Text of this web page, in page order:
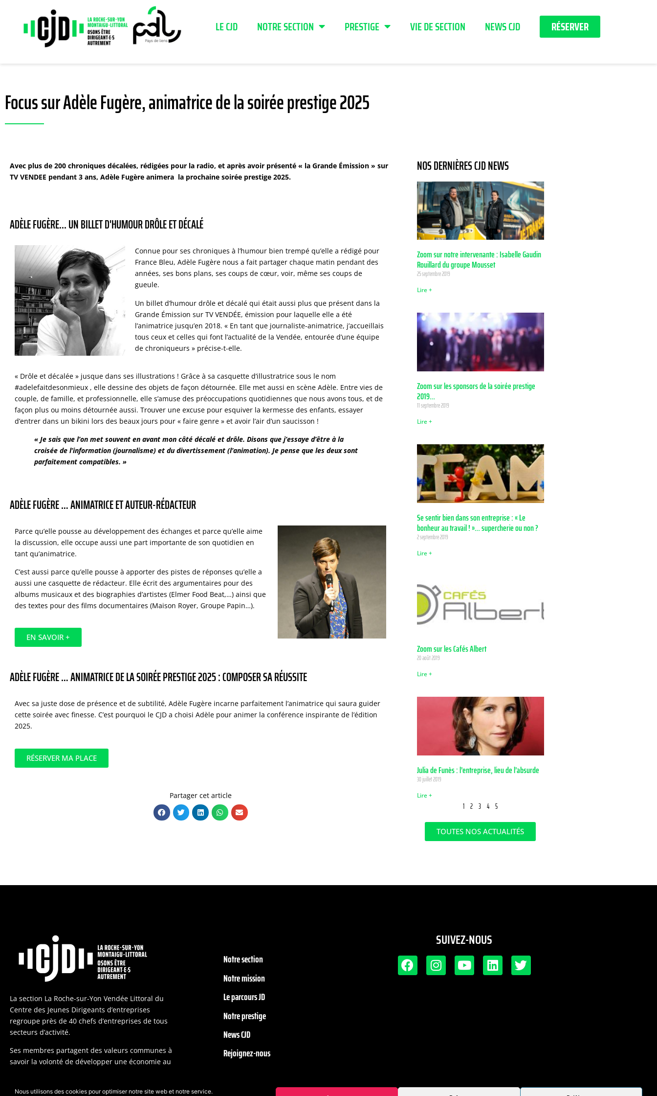
Nous utilisons des cookies pour optimiser notre site web et notre service.
LE CJD NOTRE SECTION PRESTIGE VIE DE SECTION NEWS CJD RÉSERVER
Focus sur Adèle Fugère, animatrice de la soirée prestige 2025
Avec plus de 200 chroniques décalées, rédigées pour la radio, et après avoir présenté « la Grande Émission » sur
TV VENDEE pendant 3 ans, Adèle Fugère animera la prochaine soirée prestige 2025.
ADÈLE FUGÈRE... UN BILLET D'HUMOUR DRÔLE ET DÉCALÉ
Connue pour ses chroniques à l’humour bien trempé qu’elle a rédigé pour
France Bleu, Adèle Fugère nous a fait partager chaque matin pendant des
années, ses bons plans, ses coups de cœur, voir, même ses coups de
gueule.
Un billet d’humour drôle et décalé qui était aussi plus que présent dans la
Grande Émission sur TV VENDÉE, émission pour laquelle elle a été
l’animatrice jusqu’en 2018. « En tant que journaliste-animatrice, j’accueillais
tous ceux et celles qui font l’actualité de la Vendée, entourée d’une équipe
de chroniqueurs » précise-t-elle.
« Drôle et décalée » jusque dans ses illustrations ! Grâce à sa casquette d’illustratrice sous le nom
#adelefaitdesonmieux , elle dessine des objets de façon détournée. Elle met aussi en scène Adèle. Entre vies de
couple, de famille, et professionnelle, elle s’amuse des préoccupations quotidiennes que nous avons tous, et de
façon plus ou moins détournée aussi. Trouver une excuse pour esquiver la kermesse des enfants, essayer
d’entrer dans un bikini lors des beaux jours pour « faire genre » et avoir l’air d’un saucisson !
« Je sais que l’on met souvent en avant mon côté décalé et drôle. Disons que j’essaye d’être à la
croisée de l’information (journalisme) et du divertissement (l’animation). Je pense que les deux sont
parfaitement compatibles. »
ADÈLE FUGÈRE … ANIMATRICE ET AUTEUR-RÉDACTEUR
Parce qu’elle pousse au développement des échanges et parce qu’elle aime
la discussion, elle occupe aussi une part importante de son quotidien en
tant qu’animatrice.
C’est aussi parce qu’elle pousse à apporter des pistes de réponses qu’elle a
aussi une casquette de rédacteur. Elle écrit des argumentaires pour des
albums musicaux et des biographies d’artistes (Elmer Food Beat,…) ainsi que
des textes pour des films documentaires (Maison Royer, Groupe Papin…).
EN SAVOIR +
ADÈLE FUGÈRE … ANIMATRICE DE LA SOIRÉE PRESTIGE 2025 : COMPOSER SA RÉUSSITE
Avec sa juste dose de présence et de subtilité, Adèle Fugère incarne parfaitement l’animatrice qui saura guider
cette soirée avec finesse. C’est pourquoi le CJD a choisi Adèle pour animer la conférence inspirante de l’édition
2025.
RÉSERVER MA PLACE
Partager cet article
NOS DERNIÈRES CJD NEWS
Zoom sur notre intervenante : Isabelle Gaudin
Rouillard du groupe Mousset
25 septembre 2019
Lire +
Zoom sur les sponsors de la soirée prestige
2019…
11 septembre 2019
Lire +
Se sentir bien dans son entreprise : « Le
bonheur au travail ! »… supercherie ou non ?
2 septembre 2019
Lire +
Zoom sur les Cafés Albert
20 août 2019
Lire +
Julia de Funès : l’entreprise, lieu de l’absurde
30 juillet 2019
Lire +
1 2 3 4 5
TOUTES NOS ACTUALITÉS
La section La Roche-sur-Yon Vendée Littoral du
Centre des Jeunes Dirigeants d’entreprises
regroupe près de 40 chefs d’entreprises de tous
secteurs d’activité.
Ses membres partagent des valeurs communes à
savoir la volonté de développer une économie au
Notre section
Notre mission
Le parcours JD
Notre prestige
News CJD
Rejoignez-nous
SUIVEZ-NOUS